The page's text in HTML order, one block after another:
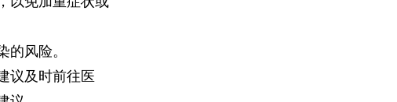
风险。
议及时前往医